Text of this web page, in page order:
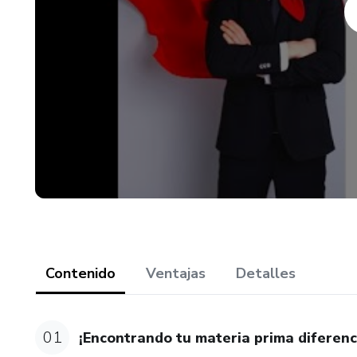
Contenido Ventajas Detalles
01 ¡Encontrando tu materia prima